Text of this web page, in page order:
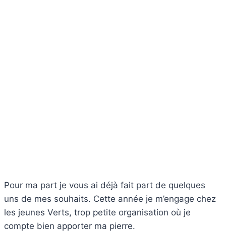
Pour ma part je vous ai déjà fait part de quelques
uns de mes souhaits. Cette année je m’engage chez
les jeunes Verts, trop petite organisation où je
compte bien apporter ma pierre.